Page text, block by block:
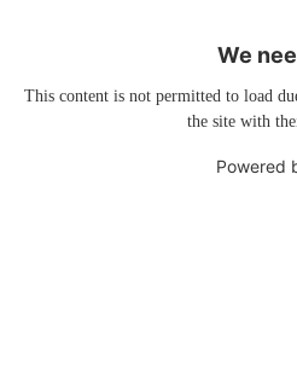
We
This content is not permitted to load
the site with
Powered